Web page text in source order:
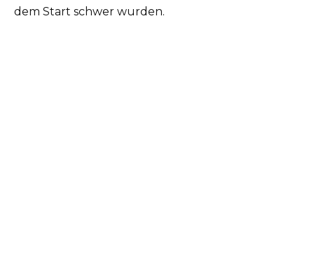
dem Start schwer wurden.